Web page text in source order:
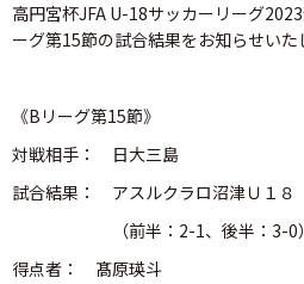
高円宮杯JFA U-18サッカーリーグ
ーグ第15節の試合結果をお知らせいた
《Bリーグ第15節》
対戦相手： 日大三島
試合結果： アスルクラロ沼津Ｕ１
（前半：2-1、後半：3-0）
得点者： 髙原瑛斗